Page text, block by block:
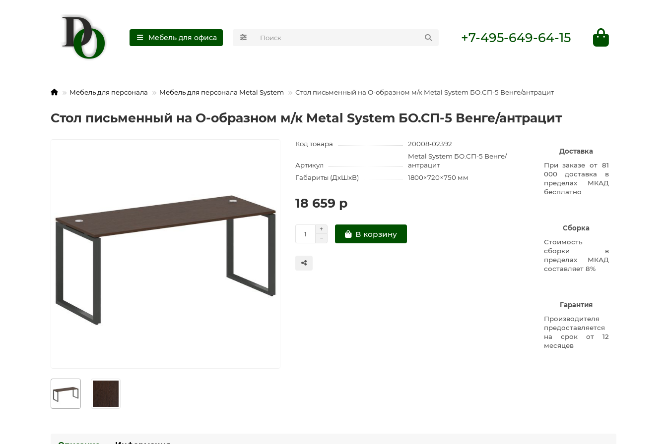
Мебель для офиса +7-495-649-64-15
Мебель для персонала Мебель для персонала Metal System Стол письменный на О-образном м/к Metal System БО.СП-5 Венге/антрацит
Стол письменный на О-образном м/к Metal System БО.СП-5 Венге/антрацит
Код товара 20008-02392
Артикул
Metal System БО.СП-5 Венге/
антрацит
Габариты (ДхШхВ)
1800×720×750 мм
18 659 р
В корзину
Доставка
При заказе от 81
000 доставка в
пределах МКАД
бесплатно
Сборка
Стоимость
сборки в
пределах МКАД
составляет 8%
Гарантия
Производителя
предоставляется
на срок от 12
месяцев